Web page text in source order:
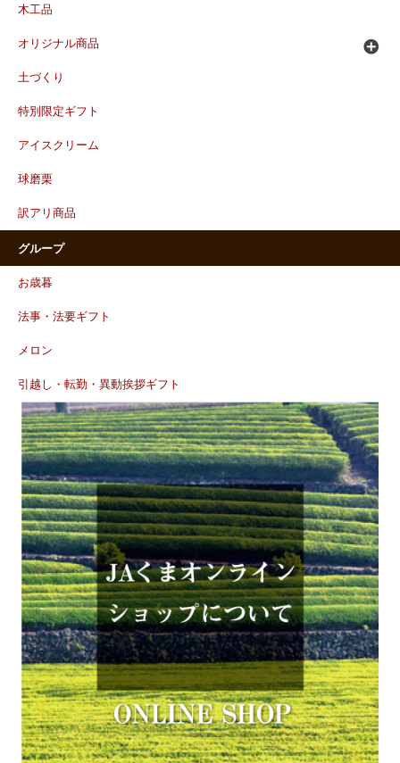
木工品
オリジナル商品
土づくり
特別限定ギフト
アイスクリーム
球磨栗
訳アリ商品
グループ
お歳暮
法事・法要ギフト
メロン
引越し・転勤・異動挨拶ギフト